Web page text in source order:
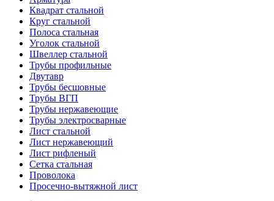
Квадрат стальной
Круг стальной
Полоса стальная
Уголок стальной
Швеллер стальной
Трубы профильные
Двутавр
Трубы бесшовные
Трубы ВГП
Трубы нержавеющие
Трубы электросварные
Лист стальной
Лист нержавеющий
Лист рифленый
Сетка стальная
Проволока
Просечно-вытяжной лист